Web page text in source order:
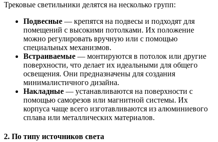
Трековые светильники делятся на несколько групп:
Подвесные — крепятся на подвесы и подходят для
помещений с высокими потолками. Их положение
можно регулировать вручную или с помощью
специальных механизмов.
Встраиваемые — монтируются в потолок или другие
поверхности, что делает их идеальными для общего
освещения. Они предназначены для создания
минималистичного дизайна.
Накладные — устанавливаются на поверхности с
помощью саморезов или магнитной системы. Их
корпуса чаще всего изготавливаются из алюминиевого
сплава или металлических материалов.
2. По типу источников света